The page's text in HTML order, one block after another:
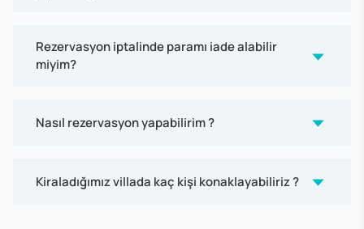
Rezervasyon iptalinde paramı iade alabilir
miyim?
Nasıl rezervasyon yapabilirim ?
Kiraladığımız villada kaç kişi konaklayabiliriz ?